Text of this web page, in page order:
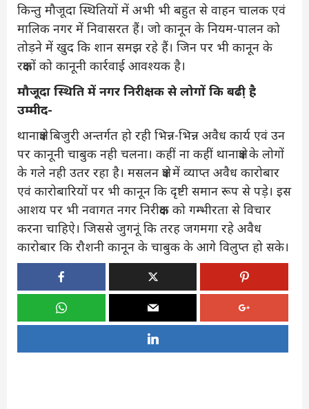
किन्तु मौजूदा स्थितियों में अभी भी बहुत से वाहन चालक एवं
मालिक नगर में निवासरत हैं। जो कानून के नियम-पालन को
तोड़ने में खुद कि शान समझ रहे हैं। जिन पर भी कानून के
रक्षकों को कानूनी कार्रवाई आवश्यक है।
मौजूदा स्थिति में नगर निरीक्षक से लोगों कि बढी़ है
उम्मीद-
थानाक्षेत्र बिजुरी अन्तर्गत हो रही भिन्न-भिन्न अवैध कार्य एवं उन
पर कानूनी चाबुक नही चलना। कहीं ना कहीं थानाक्षेत्र के लोगों
के गले नही उतर रहा है। मसलन क्षेत्र में व्याप्त अवैध कारोबार
एवं कारोबारियों पर भी कानून कि दृष्टी समान रूप से पडे़। इस
आशय पर भी नवागत नगर निरीक्षक को गम्भीरता से विचार
करना चाहिऐ। जिससे जुगनूं कि तरह जगमगा रहे अवैध
कारोबार कि रौशनी कानून के चाबुक के आगे विलुप्त हो सके।